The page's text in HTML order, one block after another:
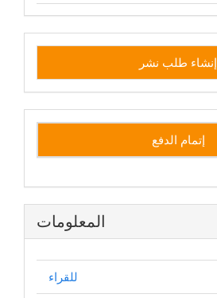
إنشاء
طلب
نشر
إنشاء طلب نشر
إتمام الدفع
المعلومات
للقراء